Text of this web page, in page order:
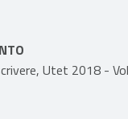
Utet 2018 -